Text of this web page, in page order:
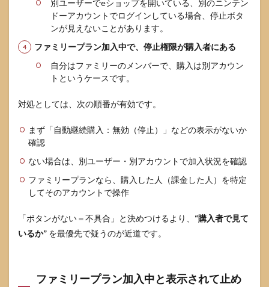
別ユーザーでeショップを開いている、別のニンテン
ドーアカウントでログインしている場合、停止ボタ
ンが見えないことがあります。
ファミリープラン加入中で、停止権限が購入者にある
自分はファミリーのメンバーで、購入は別アカウン
トというケースです。
対処としては、次の順番が有効です。
まず「自動継続購入：無効（停止）」などの表示がないか
確認
ない場合は、別ユーザー・別アカウントで加入状況を確認
ファミリープランなら、購入した人（課金した人）を特定
してそのアカウントで操作
「ボタンがない＝不具合」と決めつけるより、 “購入者で見て
いるか” を最優先で疑うのが近道です。
ファミリープラン加入中と表示されて止め